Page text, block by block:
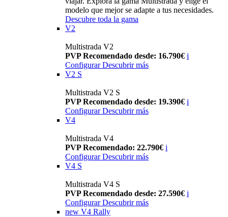
modelo que mejor se adapte a tus necesidades.
Descubre toda la gama
V2
Multistrada V2
PVP Recomendado desde: 16.790€ i
Configurar Descubrir más
V2 S
Multistrada V2 S
PVP Recomendado desde: 19.390€ i
Configurar Descubrir más
V4
Multistrada V4
PVP Recomendado: 22.790€ i
Configurar Descubrir más
V4 S
Multistrada V4 S
PVP Recomendado desde: 27.590€ i
Configurar Descubrir más
new V4 Rally